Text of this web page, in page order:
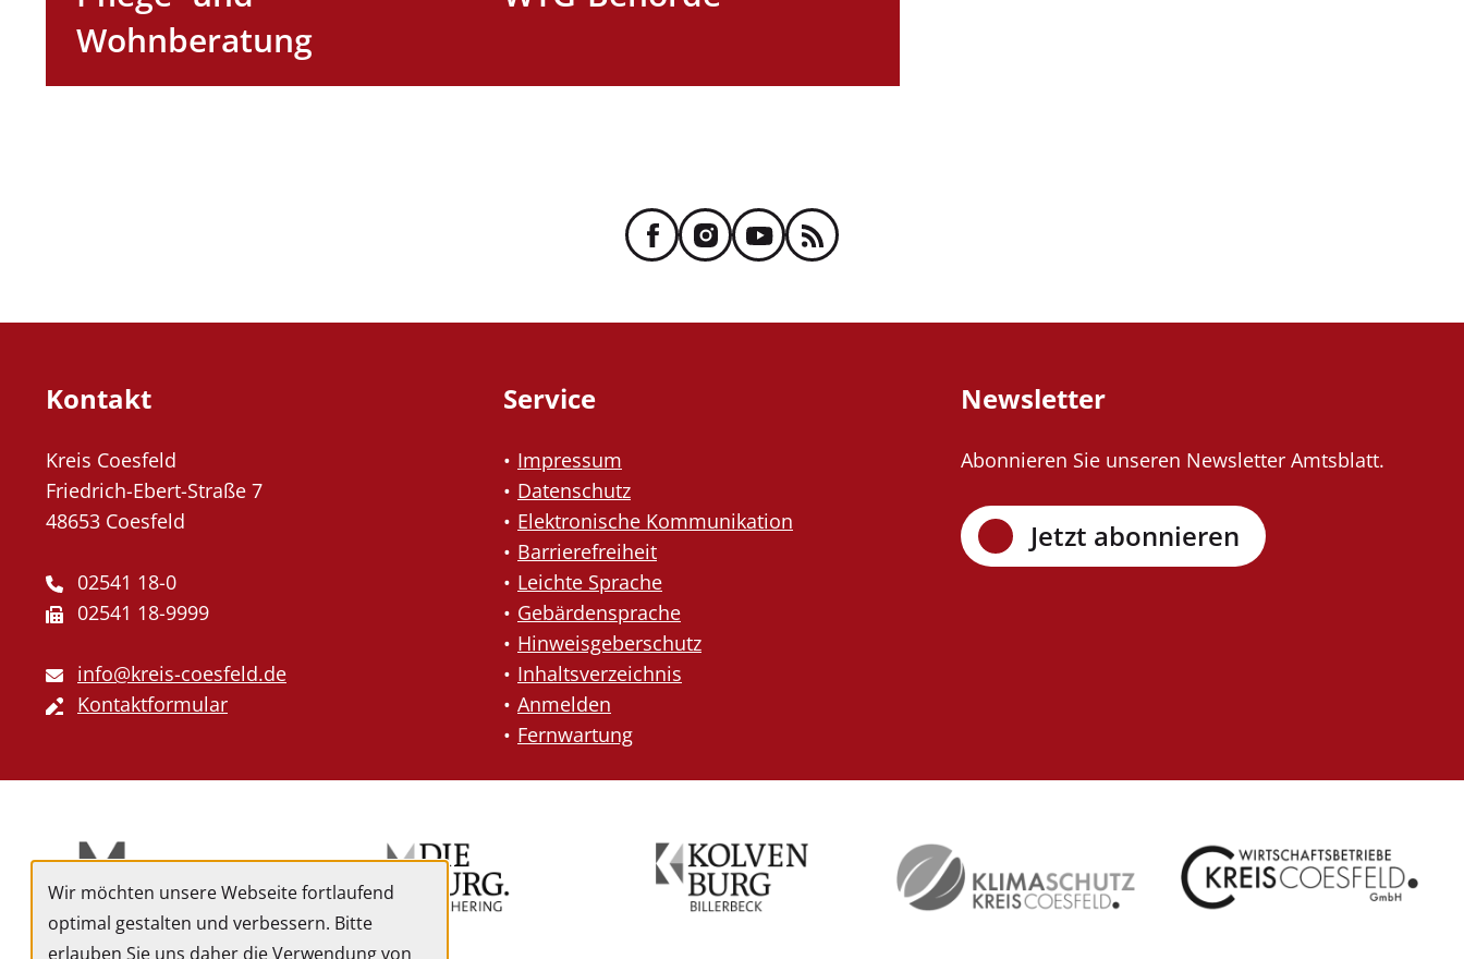
Wohnberatung
Kontakt
Kreis Coesfeld
Friedrich-Ebert-Straße 7
48653 Coesfeld
02541 18-0
02541 18-9999
info@kreis-coesfeld.de
Kontaktformular
Service
Impressum
Datenschutz
Elektronische Kommunikation
Barrierefreiheit
Leichte Sprache
Gebärdensprache
Hinweisgeberschutz
Inhaltsverzeichnis
Anmelden
Fernwartung
Newsletter
Abonnieren Sie unseren Newsletter Amtsblatt.
Jetzt abonnieren
Angebote
Wir möchten unsere Webseite fortlaufend
optimal gestalten und verbessern. Bitte
erlauben Sie uns daher die Verwendung von